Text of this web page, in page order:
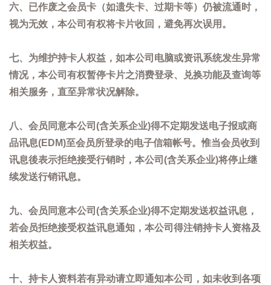
六、已作废之会员卡（如遗失卡、过期卡等）仍被流通时，
视为无效，本公司有权将卡片收回，避免再次误用。
七、为维护持卡人权益，如本公司电脑或资讯系统发生异常
情况，本公司有权暂停卡片之消费登录、兑换功能及查询等
相关服务，直至异常状况解除。
八、会员同意本公司(含关系企业)得不定期发送电子报或商
品讯息(EDM)至会员所登录的电子信箱帐号。惟当会员收到
讯息後表示拒绝接受行销时，本公司(含关系企业)将停止继
续发送行销讯息。
九、会员同意本公司(含关系企业)得不定期发送权益讯息，
若会员拒绝接受权益讯息通知，本公司得注销持卡人资格及
相关权益。
十、持卡人资料若有异动请立即通知本公司，如未收到各项